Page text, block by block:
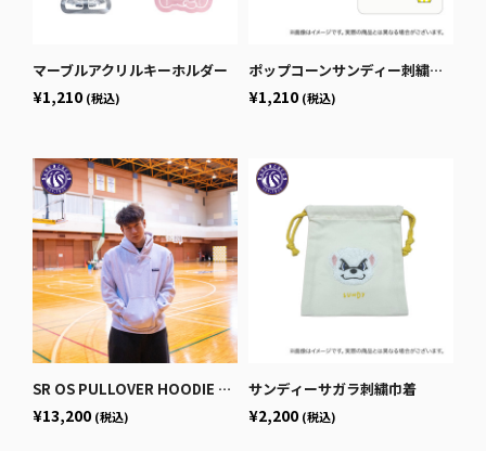
マーブルアクリルキーホルダー
¥1,210 (税込)
ポップコーンサンディー刺繍ハンカチタオル
¥1,210 (税込)
SR OS PULLOVER HOODIE SUNDY
¥13,200 (税込)
サンディーサガラ刺繍巾着
¥2,200 (税込)